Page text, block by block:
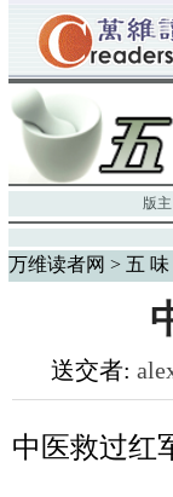
版主
万维读者网 > 五
送交者:
中医救过红